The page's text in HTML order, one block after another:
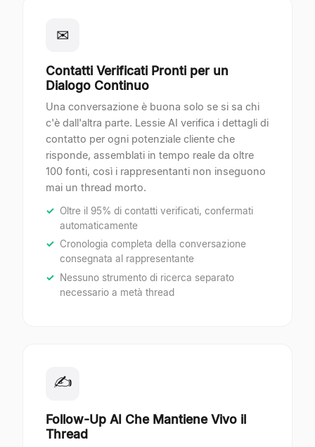
✉
Contatti Verificati Pronti per un
Dialogo Continuo
Una conversazione è buona solo se si sa chi
c'è dall'altra parte. Lessie AI verifica i dettagli di
contatto per ogni potenziale cliente che
risponde, assemblati in tempo reale da oltre
100 fonti, così i rappresentanti non inseguono
mai un thread morto.
Oltre il 95% di contatti verificati, confermati
automaticamente
Cronologia completa della conversazione
consegnata al rappresentante
Nessuno strumento di ricerca separato
necessario a metà thread
✍
Follow-Up AI Che Mantiene Vivo il
Thread